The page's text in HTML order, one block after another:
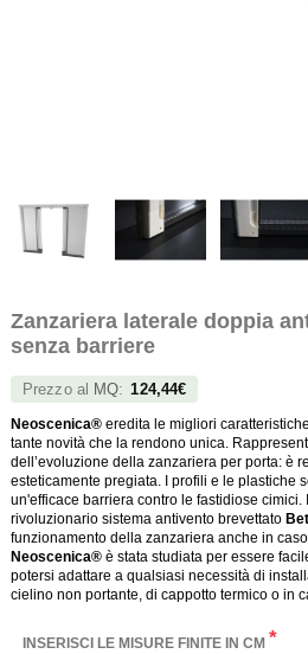
Zanzariera laterale doppia
senza barriere
Prezzo al MQ: 124,44€
Neoscenica® eredita le migliori
tante novità che la rendono unica.
dell’evoluzione della zanzariera per porta: è
esteticamente pregiata. I profili e le plastiche
un'efficace barriera contro le fastidiose cimici.
rivoluzionario sistema antivento brevettato
funzionamento della zanzariera anche in
Neoscenica® è stata studiata per essere
potersi adattare a qualsiasi necessità di
cielino non portante, di cappotto termico o in
INSERISCI LE MISURE FINITE IN CM *